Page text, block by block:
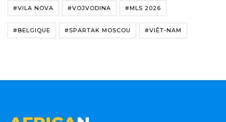
#VILA NOVA #VOJVODINA #MLS 2026
#BELGIQUE #SPARTAK MOSCOU #VIÊT-NAM